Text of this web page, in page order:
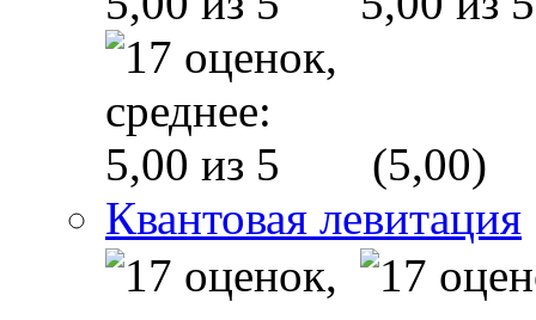
(5,00)
Квантовая левитация